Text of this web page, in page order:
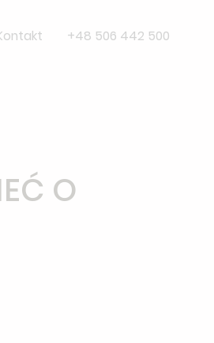
+48 506 442 500
O